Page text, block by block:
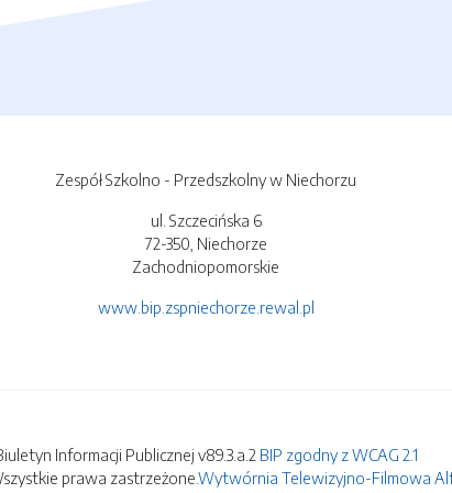
Zespół Szkolno - Przedszkolny w Niechorzu
ul. Szczecińska 6
72-350, Niechorze
Zachodniopomorskie
www.bip.zspniechorze.rewal.pl
Informacji Publicznej v89.3.a.2 BIP zgodny z WCAG 2.1
prawa zastrzeżone.Wytwórnia Telewizyjno-Filmowa